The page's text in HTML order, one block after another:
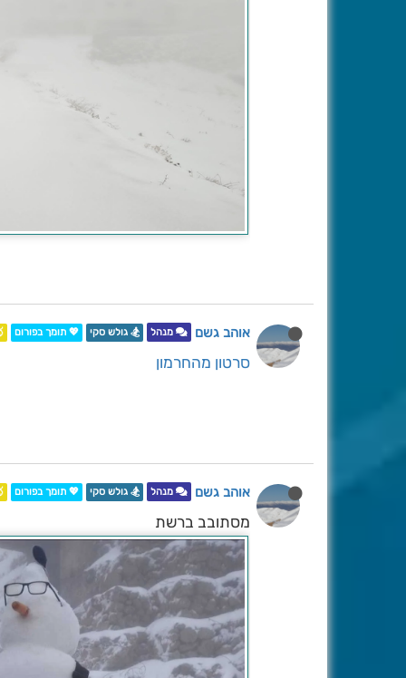
אוהב גשם מנהל 🏂 גולש סקי 💖 תומך בפורום
סרטון מהחרמון
אוהב גשם מנהל 🏂 גולש סקי 💖 תומך בפורום
מסתובב ברשת